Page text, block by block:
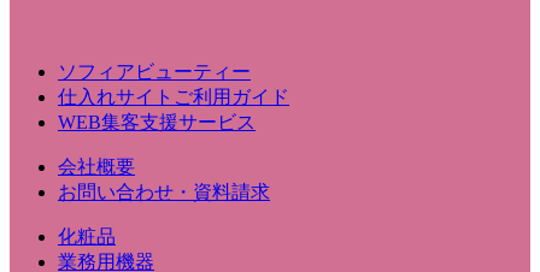
ソフィアビューティー
仕入れサイトご利用ガイド
WEB集客支援サービス
会社概要
お問い合わせ・資料請求
化粧品
業務用機器